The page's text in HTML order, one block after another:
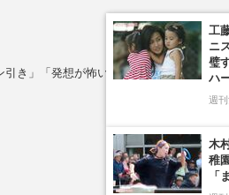
引き」「発想が怖い」と反感の声